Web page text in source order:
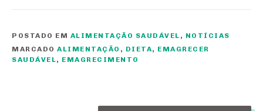
POSTADO EM ALIMENTAÇÃO SAUDÁVEL , NOTÍCIAS
MARCADO ALIMENTAÇÃO , DIETA, EMAGRECER
SAUDÁVEL, EMAGRECIMENTO